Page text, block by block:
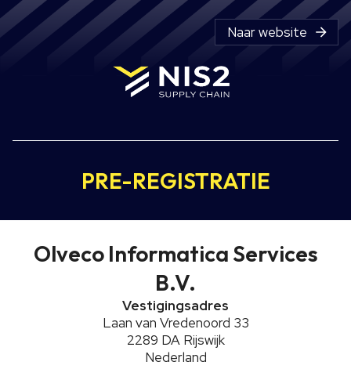
Naar website
PRE-REGISTRATIE
Olveco Informatica Services
B.V.
Vestigingsadres
Laan van Vredenoord 33
2289 DA Rijswijk
Nederland